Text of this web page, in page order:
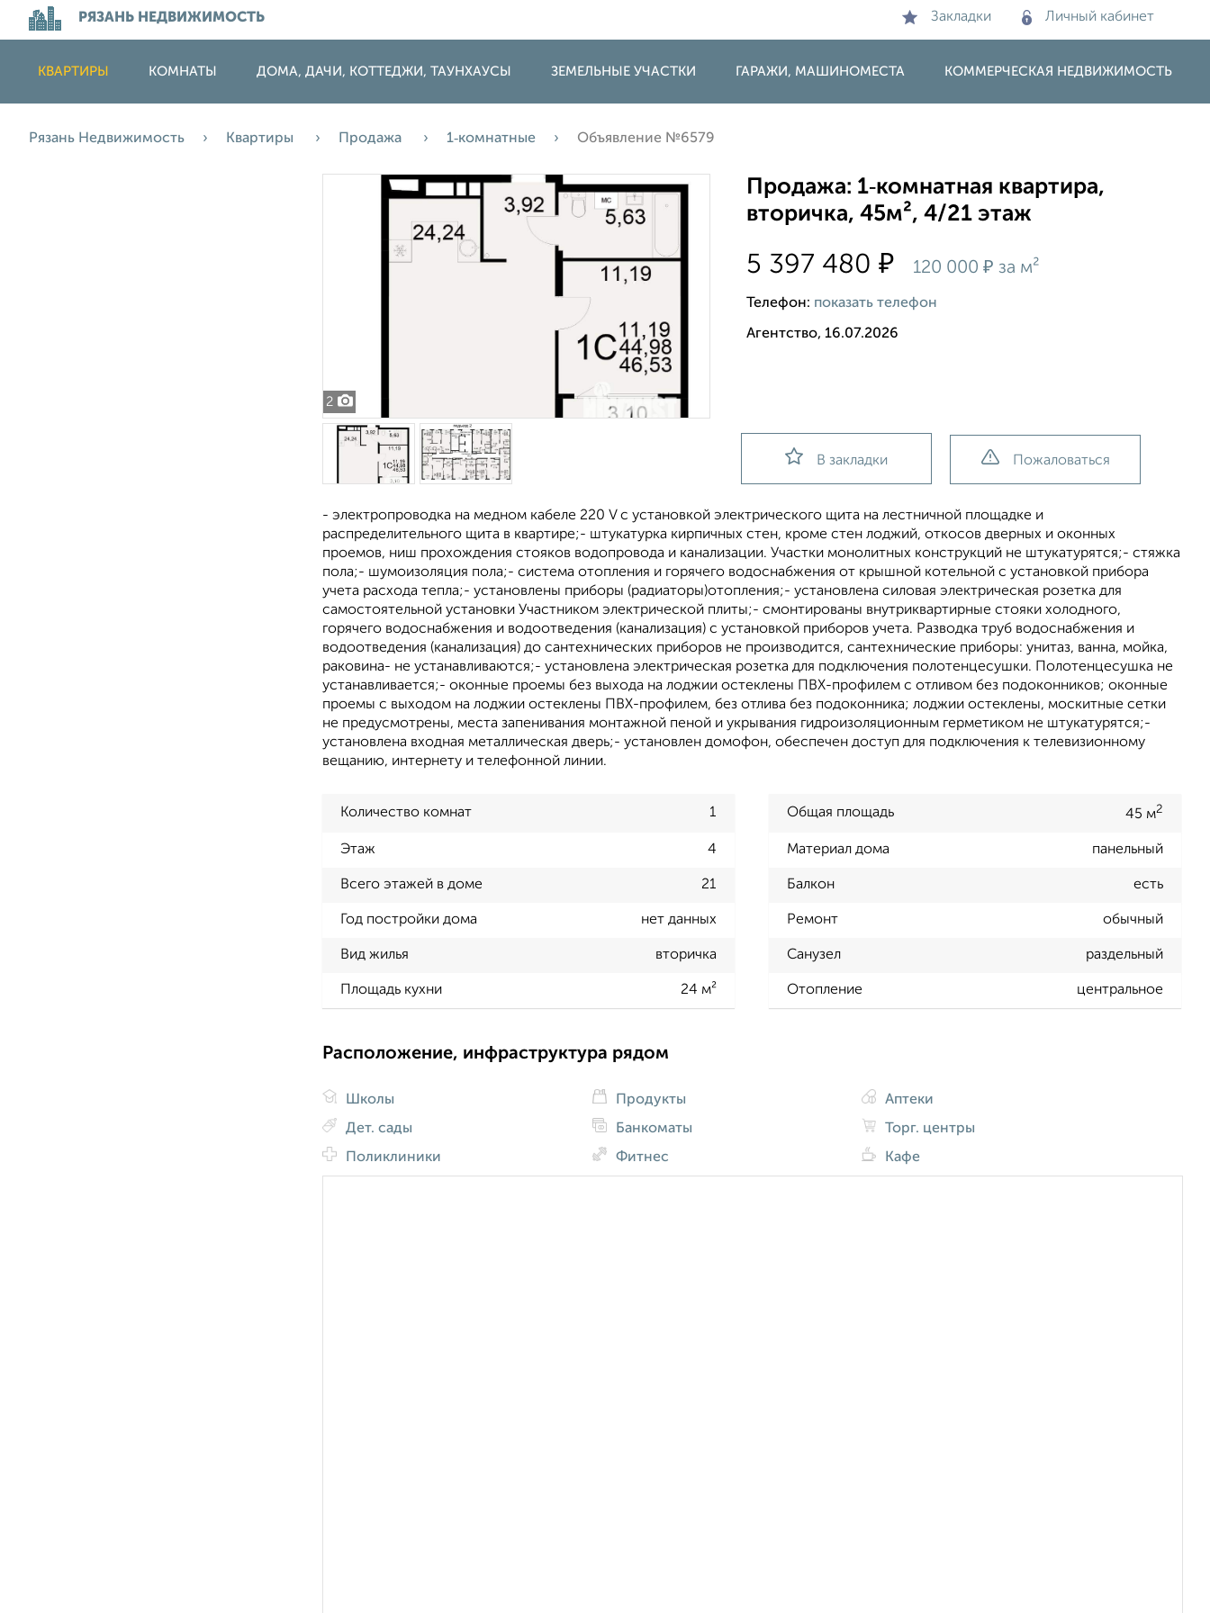
РЯЗАНЬ НЕДВИЖИМОСТЬ Закладки Личный кабинет
КВАРТИРЫ КОМНАТЫ ДОМА, ДАЧИ, КОТТЕДЖИ, ТАУНХАУСЫ ЗЕМЕЛЬНЫЕ УЧАСТКИ ГАРАЖИ, МАШИНОМЕСТА КОММЕРЧЕСКАЯ НЕДВИЖИМОСТЬ
Рязань Недвижимость Квартиры Продажа 1‑комнатные Объявление №6579
2
Продажа: 1‑комнатная квартира,
вторичка, 45м², 4/21 этаж
5 397 480₽ 120 000₽ за м²
Телефон: показать телефон
Агентство, 16.07.2026
В закладки Пожаловаться
- электропроводка на медном кабеле 220 V с установкой электрического щита на лестничной площадке и
распределительного щита в квартире;- штукатурка кирпичных стен, кроме стен лоджий, откосов дверных и оконных
проемов, ниш прохождения стояков водопровода и канализации. Участки монолитных конструкций не штукатурятся;- стяжка
пола;- шумоизоляция пола;- система отопления и горячего водоснабжения от крышной котельной с установкой прибора
учета расхода тепла;- установлены приборы (радиаторы)отопления;- установлена силовая электрическая розетка для
самостоятельной установки Участником электрической плиты;- смонтированы внутриквартирные стояки холодного,
горячего водоснабжения и водоотведения (канализация) с установкой приборов учета. Разводка труб водоснабжения и
водоотведения (канализация) до сантехнических приборов не производится, сантехнические приборы: унитаз, ванна, мойка,
раковина- не устанавливаются;- установлена электрическая розетка для подключения полотенцесушки. Полотенцесушка не
устанавливается;- оконные проемы без выхода на лоджии остеклены ПВХ-профилем с отливом без подоконников; оконные
проемы с выходом на лоджии остеклены ПВХ-профилем, без отлива без подоконника; лоджии остеклены, москитные сетки
не предусмотрены, места запенивания монтажной пеной и укрывания гидроизоляционным герметиком не штукатурятся;-
установлена входная металлическая дверь;- установлен домофон, обеспечен доступ для подключения к телевизионному
вещанию, интернету и телефонной линии.
Количество комнат 1 Общая площадь 45 м2
Этаж 4 Материал дома панельный
Всего этажей в доме 21 Балкон есть
Год постройки дома нет данных Ремонт обычный
Вид жилья вторичка Санузел раздельный
Площадь кухни 24 м² Отопление центральное
Расположение, инфраструктура рядом
Школы
Дет. сады
Поликлиники
Продукты
Банкоматы
Фитнес
Аптеки
Торг. центры
Кафе